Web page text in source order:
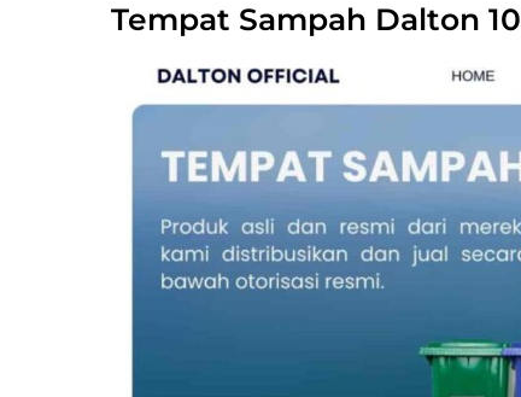
Tempat Sampah Dalton